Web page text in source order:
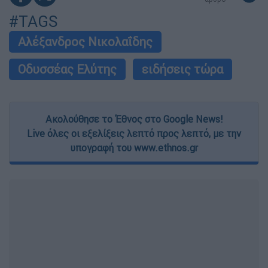
#TAGS
Αλέξανδρος Νικολαΐδης
Οδυσσέας Ελύτης
ειδήσεις τώρα
Ακολούθησε το Έθνος στο Google News!
Live όλες οι εξελίξεις λεπτό προς λεπτό, με την
υπογραφή του www.ethnos.gr